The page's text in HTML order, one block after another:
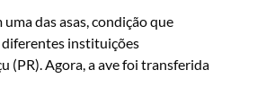
das asas, condição que
instituições
(PR). Agora, a ave foi transferida